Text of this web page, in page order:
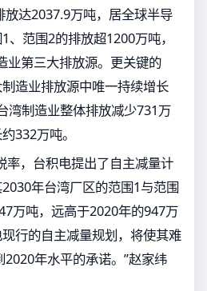
达2037.9万吨，居全球半导
范围2的排放超1200万吨，
业第三大排放源。更关键的
造业排放源中唯一持续增长
湾制造业整体排放减少731万
332万吨。
率，台积电提出了自主减量计
年台湾厂区的范围1与范围
万吨，远高于2020年的947万
行的自主减量规划，将使其难
年水平的承诺。”赵家纬